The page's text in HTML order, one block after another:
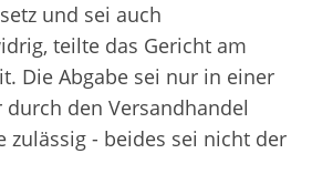
und sei auch
teilte das Gericht am
Die Abgabe sei nur in einer
den Versandhandel
zulässig - beides sei nicht der